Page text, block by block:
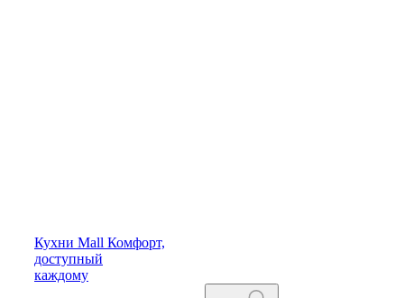
Кухни Mall Комфорт,
доступный
каждому